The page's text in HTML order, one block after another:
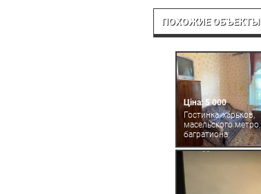
ПОХОЖИЕ ОБЪЕКТЫ
Ціна: 5 000
Гостинка, харьков,
масельского метро,
багратиона